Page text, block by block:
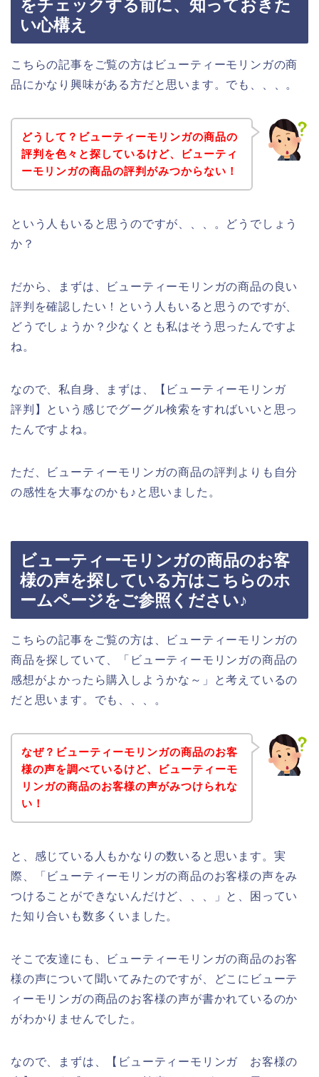
をチェックする前に、知っておきた
い心構え
こちらの記事をご覧の方はビューティーモリンガの商
品にかなり興味がある方だと思います。でも、、、。
どうして？ビューティーモリンガの商品の
評判を色々と探しているけど、ビューティ
ーモリンガの商品の評判がみつからない！
という人もいると思うのですが、、、。どうでしょう
か？
だから、まずは、ビューティーモリンガの商品の良い
評判を確認したい！という人もいると思うのですが、
どうでしょうか？少なくとも私はそう思ったんですよ
ね。
なので、私自身、まずは、【ビューティーモリンガ
評判】という感じでグーグル検索をすればいいと思っ
たんですよね。
ただ、ビューティーモリンガの商品の評判よりも自分
の感性を大事なのかも♪と思いました。
ビューティーモリンガの商品のお客
様の声を探している方はこちらのホ
ームページをご参照ください♪
こちらの記事をご覧の方は、ビューティーモリンガの
商品を探していて、「ビューティーモリンガの商品の
感想がよかったら購入しようかな～」と考えているの
だと思います。でも、、、。
なぜ？ビューティーモリンガの商品のお客
様の声を調べているけど、ビューティーモ
リンガの商品のお客様の声がみつけられな
い！
と、感じている人もかなりの数いると思います。実
際、「ビューティーモリンガの商品のお客様の声をみ
つけることができないんだけど、、、」と、困ってい
た知り合いも数多くいました。
そこで友達にも、ビューティーモリンガの商品のお客
様の声について聞いてみたのですが、どこにビューテ
ィーモリンガの商品のお客様の声が書かれているのか
がわかりませんでした。
なので、まずは、【ビューティーモリンガ お客様の